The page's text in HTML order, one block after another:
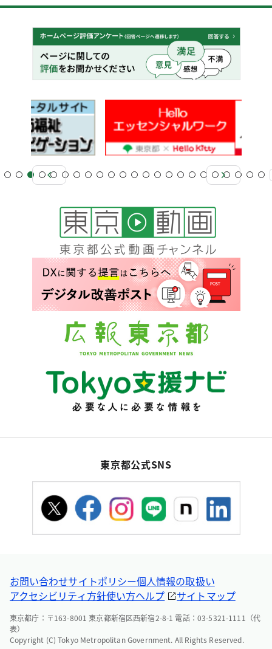
東京都公式SNS
お問い合わせサイトポリシー個人情報の取扱い
アクセシビリティ方針使い方ヘルプ サイトマップ
東京都庁：〒163-8001 東京都新宿区西新宿2-8-1 電話：03-5321-1111（代
表）
Copyright (C) Tokyo Metropolitan Government. All Rights Reserved.